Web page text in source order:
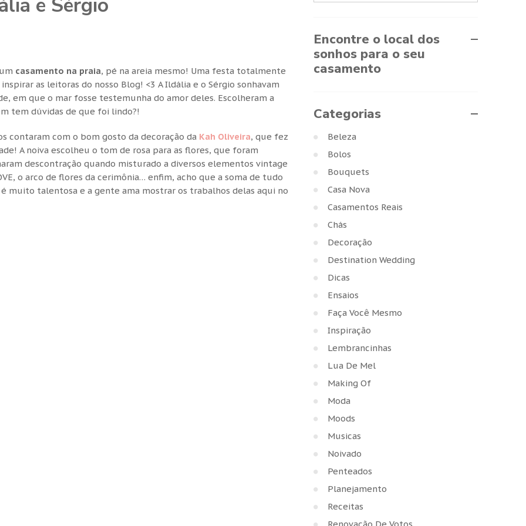
casamento na praia, pé na areia mesmo! Uma festa totalmente
as leitoras do nosso Blog! <3 A Ildália e o Sérgio sonhavam
em que o mar fosse testemunha do amor deles. Escolheram a
tem dúvidas de que foi lindo?!
contaram com o bom gosto da decoração da Kah Oliveira, que fez
A noiva escolheu o tom de rosa para as flores, que foram
descontração quando misturado a diversos elementos vintage
o arco de flores da cerimônia… enfim, acho que a soma de tudo
muito talentosa e a gente ama mostrar os trabalhos delas aqui no
Encontre o local dos
sonhos para o seu
casamento
Categorias
Beleza
Bolos
Bouquets
Casa Nova
Casamentos Reais
Chás
Decoração
Destination Wedding
Dicas
Ensaios
Faça Você Mesmo
Inspiração
Lembrancinhas
Lua De Mel
Making Of
Moda
Moods
Musicas
Noivado
Penteados
Planejamento
Receitas
Renovação De Votos